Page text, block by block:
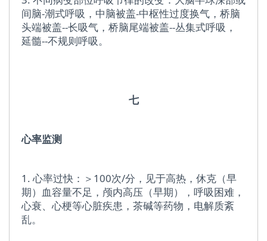
间脑-潮式呼吸，中脑被盖-中枢性过度换气，桥脑
头端被盖--长吸气，桥脑尾端被盖--丛集式呼吸，
延髓--不规则呼吸。
七
心率监测
1. 心率过快：＞100次/分，见于高热，休克（早
期）血容量不足，颅内高压（早期），呼吸困难，
心衰、心梗等心脏疾患，茶碱等药物，电解质紊
乱。